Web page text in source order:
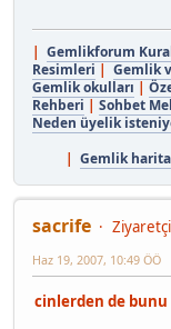
| Gemlikforum
Resimleri | Gemlik
Gemlik okulları |
Rehberi | Sohbet
Neden üyelik
| Gemlik harita
sacrife
Ziyaretçi
Haz 19, 2007, 10:49 ÖÖ
cinlerden de